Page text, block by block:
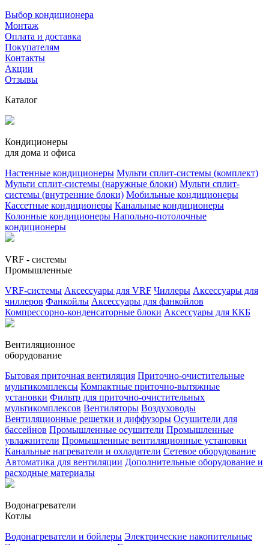
Выбор кондиционера
Монтаж
Оплата и доставка
Покупателям
Контакты
Акции
Отзывы
Каталог
Кондиционеры
для дома и офиса
Настенные кондиционеры Мульти сплит-системы (комплект)
Мульти сплит-системы (наружные блоки) Мульти сплит-
системы (внутренние блоки) Мобильные кондиционеры
Кассетные кондиционеры Канальные кондиционеры
Колонные кондиционеры Напольно-потолочные
кондиционеры
VRF - системы
Промышленные
VRF-системы Аксессуары для VRF Чиллеры Аксессуары для
чиллеров Фанкойлы Аксессуары для фанкойлов
Компрессорно-конденсаторные блоки Аксессуары для ККБ
Вентиляционное
оборудование
Бытовая приточная вентиляция Приточно-очистительные
мультикомплексы Компактные приточно-вытяжные
установки Фильтр для приточно-очистительных
мультикомплексов Вентиляторы Воздуховоды
Вентиляционные решетки и диффузоры Осушители для
бассейнов Промышленные осушители Промышленные
увлажнители Промышленные вентиляционные установки
Канальные нагреватели и охладители Сетевое оборудование
Автоматика для вентиляции Дополнительные оборудование и
расходные материалы
Водонагреватели
Котлы
Водонагреватели и бойлеры Электрические накопительные